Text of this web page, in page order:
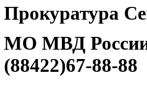
Прокуратура
МО МВД России
(88422)67-88-88